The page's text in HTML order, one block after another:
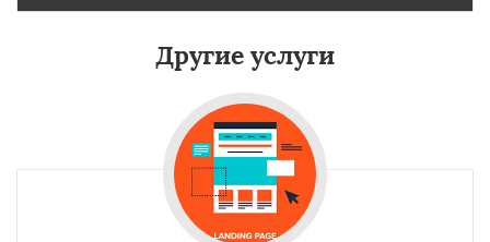
Другие услуги